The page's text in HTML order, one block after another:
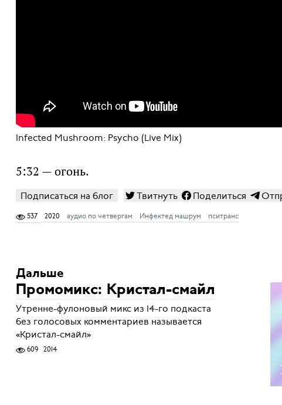
Infected Mushroom: Psycho (Live Mix)
5:32 — огонь.
Подписаться на блог Твитнуть Поделиться
537 2020 аудио по четвергам Инфектед машрум пситранс
Дальше
Промомикс: Кристал-смайл
Утренне-фулоновый микс из 14-го подкаста
без голосовых комментариев называется
«Кристал-смайл»
609 2014